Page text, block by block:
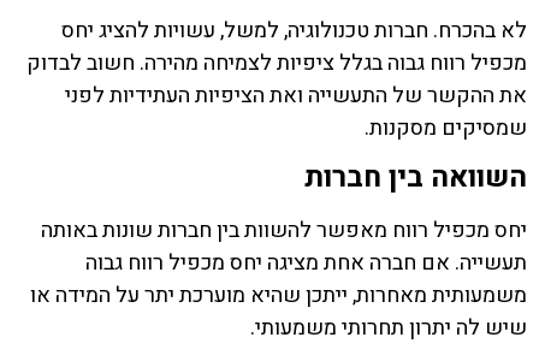
לא בהכרח. חברות טכנולוגיה, למשל, עשויות להציג יחס
מכפיל רווח גבוה בגלל ציפיות לצמיחה מהירה. חשוב לבדוק
את ההקשר של התעשייה ואת הציפיות העתידיות לפני
שמסיקים מסקנות.
השוואה בין חברות
יחס מכפיל רווח מאפשר להשוות בין חברות שונות באותה
תעשייה. אם חברה אחת מציגה יחס מכפיל רווח גבוה
משמעותית מאחרות, ייתכן שהיא מוערכת יתר על המידה או
שיש לה יתרון תחרותי משמעותי.